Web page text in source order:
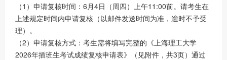
（1）申请复核时间：6月4日（周四）上午11:00前。请考生在
上述规定时间内申请复核（以邮件发送时间为准，逾时不予受
理）。
（2）申请复核方式：考生需将填写完整的《上海理工大学
2026年插班生考试成绩复核申请表》（见附件，共3页）通过